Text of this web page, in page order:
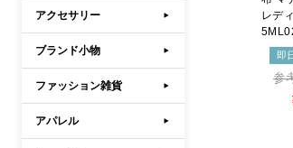
アクセサリー
ブランド小物
ファッション雑貨
アパレル
レデ
即
参